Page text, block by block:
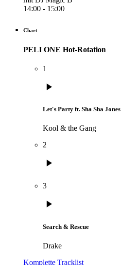
14:00 - 15:00
Chart
PELI ONE Hot-Rotation
1
play_arrow
Let's Party ft. Sha Sha Jones
Kool & the Gang
2
play_arrow
3
play_arrow
Search & Rescue
Drake
Komplette Tracklist